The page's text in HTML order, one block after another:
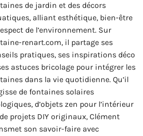
de jardin et des décors
alliant esthétique, bien-être
de l’environnement. Sur
renart.com, il partage ses
pratiques, ses inspirations déco
astuces bricolage pour intégrer les
dans la vie quotidienne. Qu’il
de fontaines solaires
d’objets zen pour l’intérieur
projets DIY originaux, Clément
son savoir-faire avec